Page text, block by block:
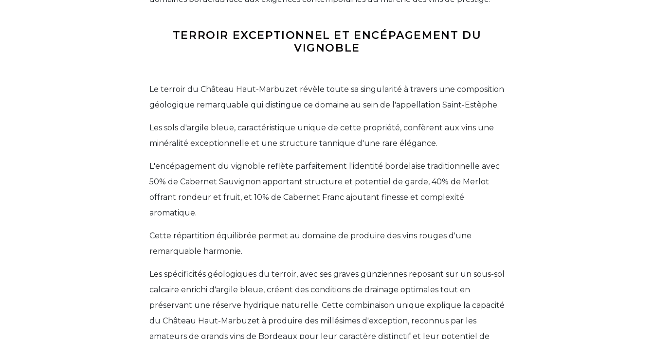
TERROIR EXCEPTIONNEL ET ENCÉPAGEMENT DU
VIGNOBLE
Le terroir du Château Haut-Marbuzet révèle toute sa singularité à travers une composition
géologique remarquable qui distingue ce domaine au sein de l'appellation Saint-Estèphe.
Les sols d'argile bleue, caractéristique unique de cette propriété, confèrent aux vins une
minéralité exceptionnelle et une structure tannique d'une rare élégance.
L'encépagement du vignoble reflète parfaitement l'identité bordelaise traditionnelle avec
50% de Cabernet Sauvignon apportant structure et potentiel de garde, 40% de Merlot
offrant rondeur et fruit, et 10% de Cabernet Franc ajoutant finesse et complexité
aromatique.
Cette répartition équilibrée permet au domaine de produire des vins rouges d'une
remarquable harmonie.
Les spécificités géologiques du terroir, avec ses graves günziennes reposant sur un sous-sol
calcaire enrichi d'argile bleue, créent des conditions de drainage optimales tout en
préservant une réserve hydrique naturelle. Cette combinaison unique explique la capacité
du Château Haut-Marbuzet à produire des millésimes d'exception, reconnus par les
amateurs de grands vins de Bordeaux pour leur caractère distinctif et leur potentiel de